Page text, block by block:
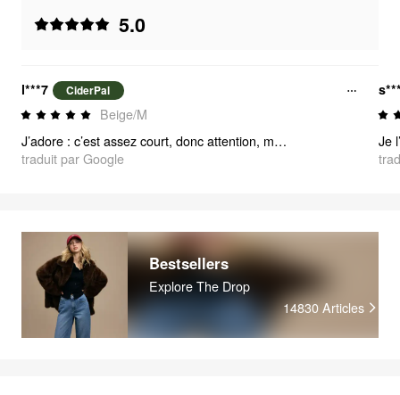
5.0
l***7 CiderPal
Beige/M
J’adore : c’est assez court, donc attention, mais je l’adore. J’ai reçu tellement de compliments.
traduit par Google
Bestsellers
Explore The Drop
14830 Articles